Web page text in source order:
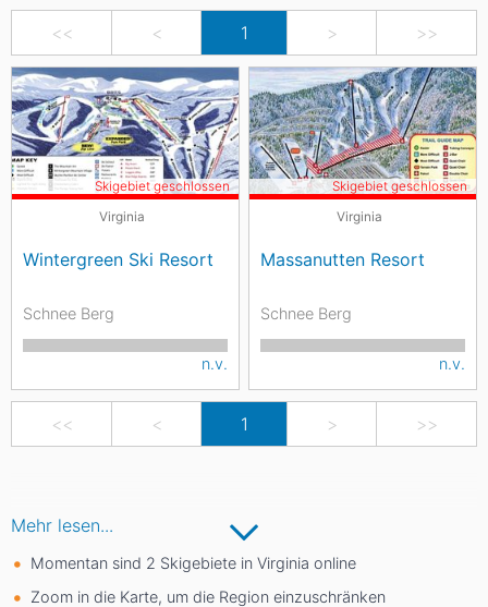
<< < 1 > >>
Virginia
Wintergreen Ski Resort
Skigebiet geschlossen
Schnee Berg
n.v.
Virginia
Massanutten Resort
Skigebiet geschlossen
Schnee Berg
n.v.
<< < 1 > >>
Mehr lesen...
Momentan sind 2 Skigebiete in Virginia online
Zoom in die Karte, um die Region einzuschränken